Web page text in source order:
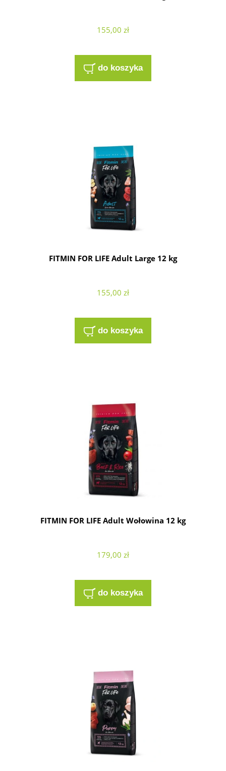
155,00 zł
do koszyka
FITMIN FOR LIFE Adult Large 12 kg
155,00 zł
do koszyka
FITMIN FOR LIFE Adult Wołowina 12 kg
179,00 zł
do koszyka